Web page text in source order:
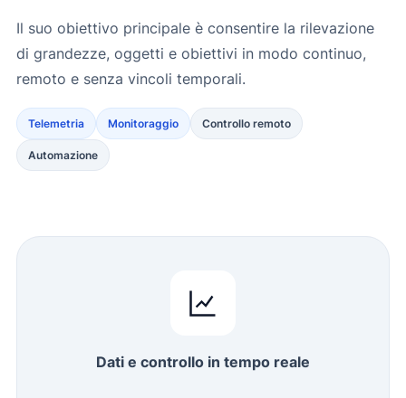
Il suo obiettivo principale è consentire la rilevazione
di grandezze, oggetti e obiettivi in modo continuo,
remoto e senza vincoli temporali.
Telemetria Monitoraggio Controllo remoto
Automazione
Dati e controllo in tempo reale